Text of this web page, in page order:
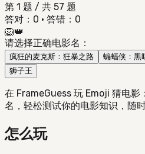
第 1 题 / 共 57 题
答对：0 · 答错：0
🦁👑
请选择正确电影名：
疯狂的麦克斯：狂暴之路 蝙蝠侠：黑
狮子王
在 FrameGuess 玩 Emoji 猜电
名，轻松测试你的电影知识，随
怎么玩